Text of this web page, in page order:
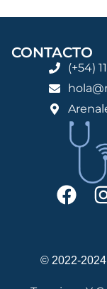
CONTACTO
(+54)
© 2022-